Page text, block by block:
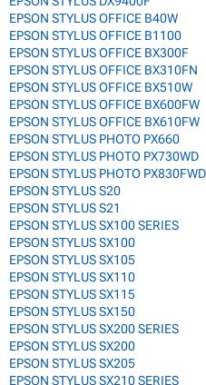
EPSON STYLUS OFFICE B40W
EPSON STYLUS OFFICE B1100
EPSON STYLUS OFFICE BX300F
EPSON STYLUS OFFICE BX310FN
EPSON STYLUS OFFICE BX510W
EPSON STYLUS OFFICE BX600FW
EPSON STYLUS OFFICE BX610FW
EPSON STYLUS PHOTO PX660
EPSON STYLUS PHOTO PX730WD
EPSON STYLUS PHOTO PX830FWD
EPSON STYLUS S20
EPSON STYLUS S21
EPSON STYLUS SX100 SERIES
EPSON STYLUS SX100
EPSON STYLUS SX105
EPSON STYLUS SX110
EPSON STYLUS SX115
EPSON STYLUS SX150
EPSON STYLUS SX200 SERIES
EPSON STYLUS SX200
EPSON STYLUS SX205
EPSON STYLUS SX210 SERIES